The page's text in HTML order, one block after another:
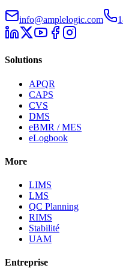
info@amplelogic.com
Solutions
APQR
CAPS
CVS
DMS
eBMR / MES
eLogbook
More
LIMS
LMS
QC Planning
RIMS
Stabilité
UAM
Entreprise